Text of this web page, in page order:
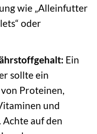
wie „Alleinfutter
oder
Ein
sollte ein
Proteinen,
und
auf den